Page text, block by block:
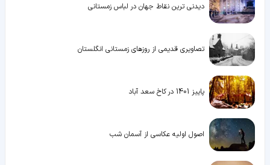
دیدنی ترین نقاط جهان در لباس زمستانی
تصاویری قدیمی از روزهای زمستانی انگلستان
پاییز 1401 در کاخ سعد آباد
اصول اولیه عکاسی از آسمان شب